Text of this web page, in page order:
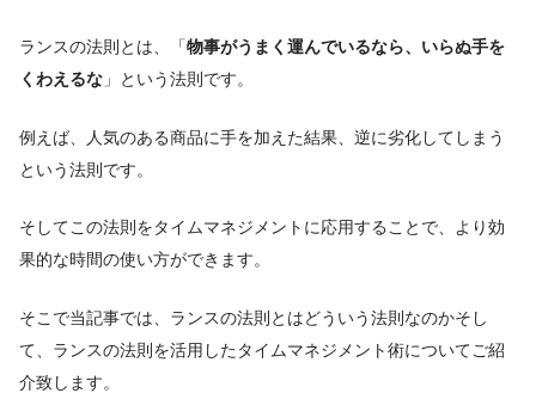
ランスの法則とは、「物事がうまく運んでいるなら、いらぬ手を
くわえるな 」という法則です。
例えば、人気のある商品に手を加えた結果、逆に劣化してしまう
という法則です。
そしてこの法則をタイムマネジメントに応用することで、より効
果的な時間の使い方ができます。
そこで当記事では、ランスの法則とはどういう法則なのかそし
て、ランスの法則を活用したタイムマネジメント術についてご紹
介致します。